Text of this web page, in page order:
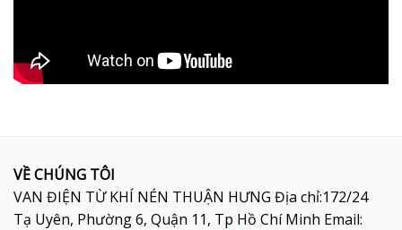
VỀ CHÚNG TÔI
VAN ĐIỆN TỪ KHÍ NÉN THUẬN HƯNG Địa chỉ:172/24
Tạ Uyên, Phường 6, Quận 11, Tp Hồ Chí Minh Email: